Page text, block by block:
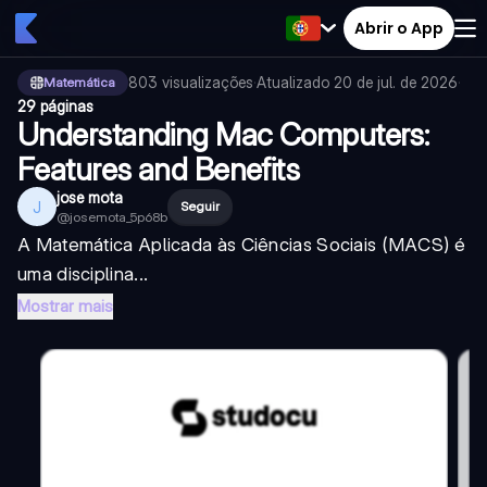
Abrir o App
Matemática 803 visualizações·Atualizado 20 de jul. de 2026·
29 páginas
Understanding Mac Computers:
Features and Benefits
J jose mota
@josemota_5p68b
Seguir
A Matemática Aplicada às Ciências Sociais (MACS) é
uma disciplina...
Mostrar mais